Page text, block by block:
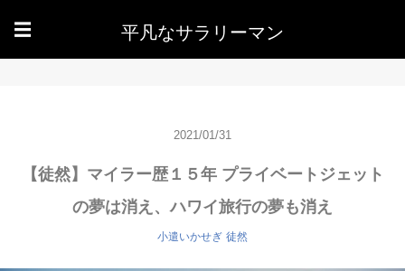
☰ 平凡なサラリーマン
2021/01/31
【徒然】マイラー歴１５年 プライベートジェット
の夢は消え、ハワイ旅行の夢も消え
小遣いかせぎ 徒然